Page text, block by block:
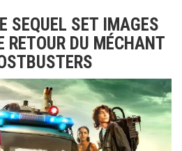
SEQUEL SET IMAGES
RETOUR DU MÉCHANT